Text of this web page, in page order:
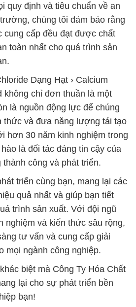
quy định và tiêu chuẩn về an
chúng tôi đảm bảo rằng
cung cấp đều đạt được chất
toàn nhất cho quá trình sản
Dạng Hạt › Calcium
không chỉ đơn thuần là một
là nguồn động lực để chúng
thức và đưa năng lượng tái tạo
hơn 30 năm kinh nghiệm trong
là đối tác đáng tin cậy của
công và phát triển.
triển cùng bạn, mang lại các
quả nhất và giúp bạn tiết
trình sản xuất. Với đội ngũ
nghiệm và kiến thức sâu rộng,
tư vấn và cung cấp giải
mọi ngành công nghiệp.
biệt mà Công Ty Hóa Chất
lại cho sự phát triển bền
bạn!